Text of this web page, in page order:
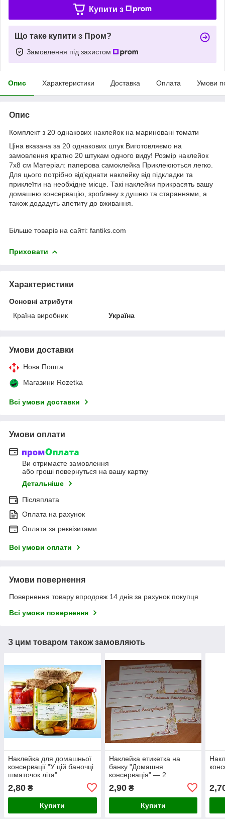
Купити з
Що таке купити з Пром?
Замовлення під захистом
Опис Характеристики Доставка Оплата Умови
Опис
Комплект з 20 однакових наклейок на мариновані томати
Ціна вказана за 20 однакових штук Виготовляємо на
замовлення кратно 20 штукам одного виду! Розмір наклейок
7х8 см Матеріал: паперова самоклейка Приклеюються легко.
Для цього потрібно від'єднати наклейку від підкладки та
приклеїти на необхідне місце. Такі наклейки прикрасять вашу
домашню консервацію, зроблену з душею та стараннями, а
також додадуть апетиту до вживання.
Більше товарів на сайті: fantiks.com
Приховати
Характеристики
Основні атрибути
Країна виробник
Україна
Умови доставки
Нова Пошта
Магазини Rozetka
Всі умови доставки
Умови оплати
Ви отримаєте замовлення
або гроші повернуться на вашу картку
Детальніше
Післяплата
Оплата на рахунок
Оплата за реквізитами
Всі умови оплати
Умови повернення
Повернення товару впродовж 14 днів за рахунок покупця
Всі умови повернення
З цим товаром також замовляють
Наклейка для домашньої
консервації "У цій баночці
шматочок літа"
2,80 ₴
Купити
Наклейка етикетка на
банку "Домашня
консервація" — 2
2,90₴
Купити